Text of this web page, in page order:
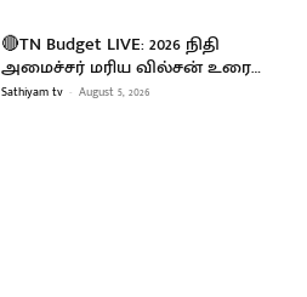
🔴TN Budget LIVE: 2026 நிதி
அமைச்சர் மரிய வில்சன் உரை…
Sathiyam tv - August 5, 2026